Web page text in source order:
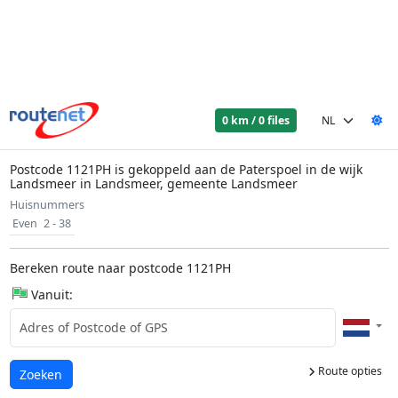
0 km / 0 files
Postcode 1121PH is gekoppeld aan de Paterspoel in de wijk
Landsmeer in Landsmeer, gemeente Landsmeer
Huisnummers
Even 2 - 38
Bereken route naar postcode 1121PH
Vanuit:
Route opties
Laden...
Zoeken